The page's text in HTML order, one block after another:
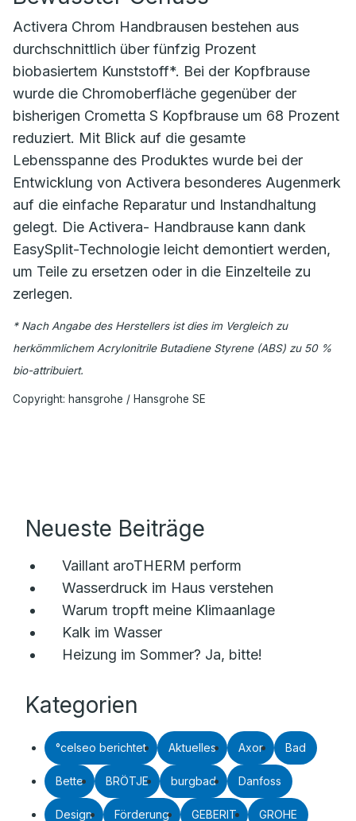
Activera Chrom Handbrausen bestehen aus
durchschnittlich über fünfzig Prozent
biobasiertem Kunststoff*. Bei der Kopfbrause
wurde die Chromoberfläche gegenüber der
bisherigen Crometta S Kopfbrause um 68 Prozent
reduziert. Mit Blick auf die gesamte
Lebensspanne des Produktes wurde bei der
Entwicklung von Activera besonderes Augenmerk
auf die einfache Reparatur und Instandhaltung
gelegt. Die Activera- Handbrause kann dank
EasySplit-Technologie leicht demontiert werden,
um Teile zu ersetzen oder in die Einzelteile zu
zerlegen.
* Nach Angabe des Herstellers ist dies im Vergleich zu
herkömmlichem Acrylonitrile Butadiene Styrene (ABS) zu 50 %
bio-attribuiert.
Copyright: hansgrohe / Hansgrohe SE
Neueste Beiträge
Vaillant aroTHERM perform
Wasserdruck im Haus verstehen
Warum tropft meine Klimaanlage
Kalk im Wasser
Heizung im Sommer? Ja, bitte!
Kategorien
°celseo berichtet Aktuelles Axor Bad
Bette BRÖTJE burgbad Danfoss
Design Förderung GEBERIT GROHE